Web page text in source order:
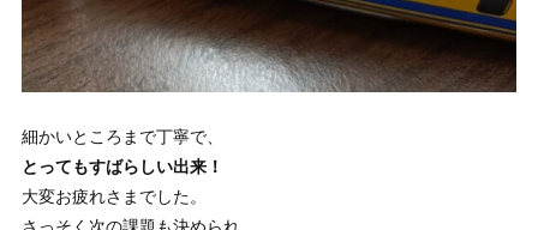
細かいところまで丁寧で、
とってもすばらしい出来！
大変お疲れさまでした。
さっそく次の課題も決められ、